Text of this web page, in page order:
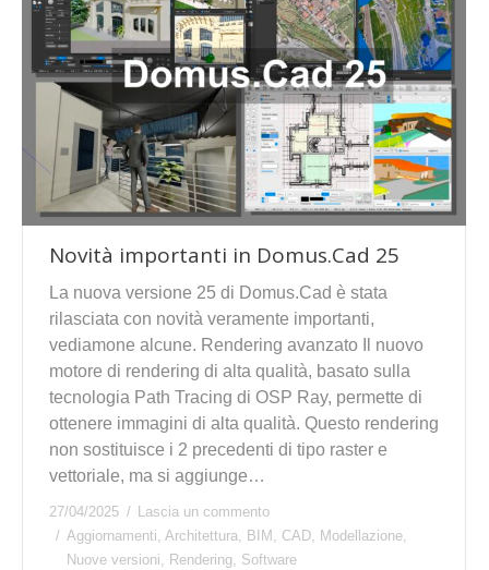
Novità importanti in Domus.Cad 25
La nuova versione 25 di Domus.Cad è stata
rilasciata con novità veramente importanti,
vediamone alcune. Rendering avanzato Il nuovo
motore di rendering di alta qualità, basato sulla
tecnologia Path Tracing di OSP Ray, permette di
ottenere immagini di alta qualità. Questo rendering
non sostituisce i 2 precedenti di tipo raster e
vettoriale, ma si aggiunge…
27/04/2025
Lascia un commento
Aggiornamenti, Architettura, BIM , CAD, Modellazione,
Nuove versioni, Rendering, Software